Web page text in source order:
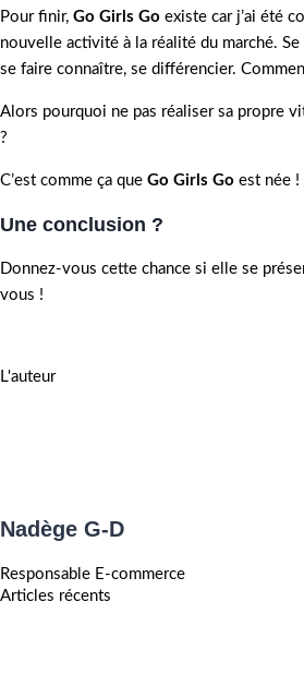
Pour finir, Go Girls Go existe car j’ai été
nouvelle activité à la réalité du marché.
se faire connaître, se différencier.
Alors pourquoi ne pas réaliser sa propre
?
C’est comme ça que Go Girls Go est née !
Une conclusion ?
Donnez-vous cette chance si elle se
vous !
L'auteur
Nadège G-D
Responsable E-commerce
Articles récents